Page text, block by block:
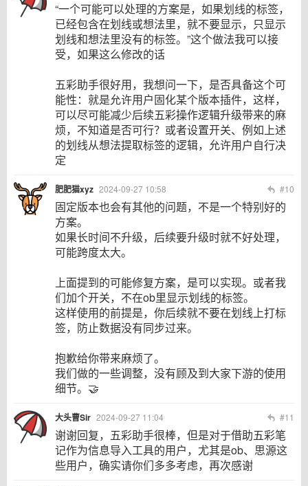
“一个可能可以处理的方案是，如果划线的标签，
已经包含在划线或想法里，就不要显示，只显示
划线和想法里没有的标签。”这个做法我可以接
受，如果这么修改的话
五彩助手很好用，我想问一下，是否具备这个可
能性：就是允许用户固化某个版本插件，这样，
可以尽可能减少后续五彩操作逻辑升级带来的麻
烦，不知道是否可行？或者设置开关、例如上述
的划线从想法提取标签的逻辑，允许用户自行决
定
肥肥猫xyz 2024-09-27 10:58 #10
固定版本也会有其他的问题，不是一个特别好的
方案。
如果长时间不升级，后续要升级时就不好处理，
可能跨度太大。
上面提到的可能修复方案，是可以实现。或者我
们加个开关，不在ob里显示划线的标签。
这样使用的前提是，你后续就不要在划线上打标
签，防止数据没有同步过来。
抱歉给你带来麻烦了。
我们做的一些调整，没有顾及到大家下游的使用
细节。🤝
大头曹Sir 2024-09-27 11:04 #11
谢谢回复，五彩助手很棒，但是对于借助五彩笔
记作为信息导入工具的用户，尤其是ob、思源这
些用户，确实请你们多多考虑，再次感谢